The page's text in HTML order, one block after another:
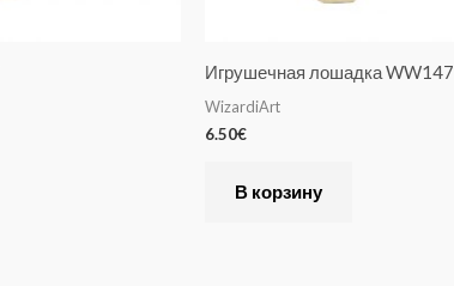
Игрушечная лошадка WW147
WizardiArt
6.50€
В корзину